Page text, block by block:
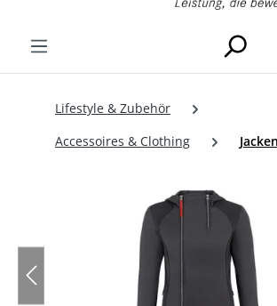
Lifestyle & Zubehör
Accessoires & Clothing
Jacken